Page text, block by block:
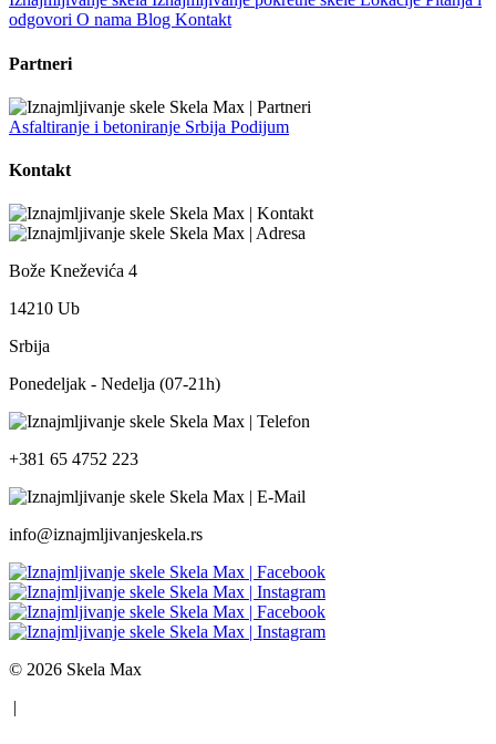
odgovori O nama Blog Kontakt
Partneri
Asfaltiranje i betoniranje Srbija Podijum
Kontakt
Bože Kneževića 4
14210 Ub
Srbija
Ponedeljak - Nedelja (07-21h)
+381 65 4752 223
info@iznajmljivanjeskela.rs
© 2026 Skela Max
|